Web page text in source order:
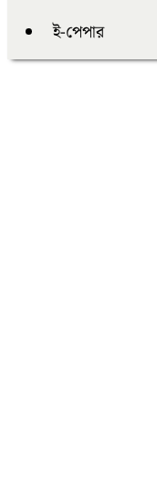
ই-পেপার